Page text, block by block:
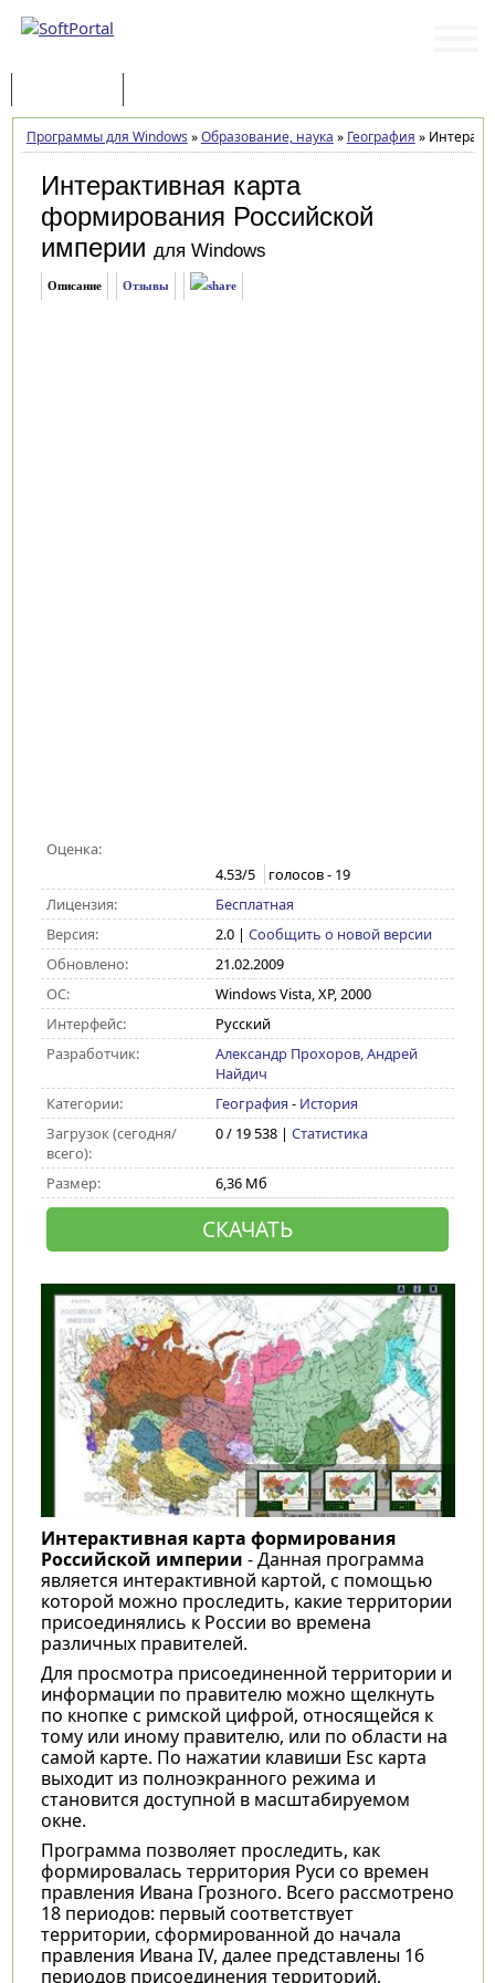
Программы для Windows »Образование, наука » География »
Интерактивная карта
формирования Российской
империи для Windows
Описание Отзывы
Оценка:
4.53/5 голосов - 19
Лицензия:
Бесплатная
Версия:
2.0| Сообщить о новой версии
Обновлено:
21.02.2009
ОС:
Windows Vista, XP, 2000
Интерфейс:
Русский
Разработчик:
Александр Прохоров, Андрей
Найдич
Категории:
География - История
Загрузок (сегодня/
всего):
0 / 19 538 | Статистика
Размер: 6,36 Мб
СКАЧАТЬ
Интерактивная карта формирования
Российской империи - Данная программа
является интерактивной картой, с помощью
которой можно проследить, какие территории
присоединялись к России во времена
различных правителей.
Для просмотра присоединенной территории и
информации по правителю можно щелкнуть
по кнопке с римской цифрой, относящейся к
тому или иному правителю, или по области на
самой карте. По нажатии клавиши Esc карта
выходит из полноэкранного режима и
становится доступной в масштабируемом
окне.
Программа позволяет проследить, как
формировалась территория Руси со времен
правления Ивана Грозного. Всего рассмотрено
18 периодов: первый соответствует
территории, сформированной до начала
правления Ивана IV, далее представлены 16
периодов присоединения территорий,